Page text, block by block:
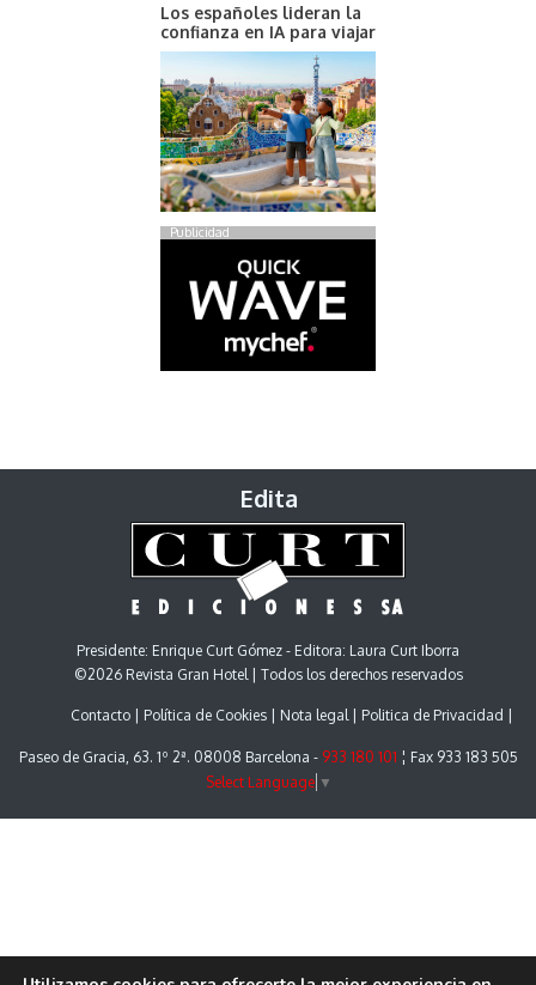
Los españoles lideran la
confianza en IA para viajar
Publicidad
Edita
Presidente: Enrique Curt Gómez - Editora: Laura Curt Iborra
©2026 Revista Gran Hotel | Todos los derechos reservados
Contacto Política de Cookies Nota legal Politica de Privacidad
Paseo de Gracia, 63. 1º 2ª. 08008 Barcelona - 933 180 101 ¦ Fax 933 183 505
Select Language ▼